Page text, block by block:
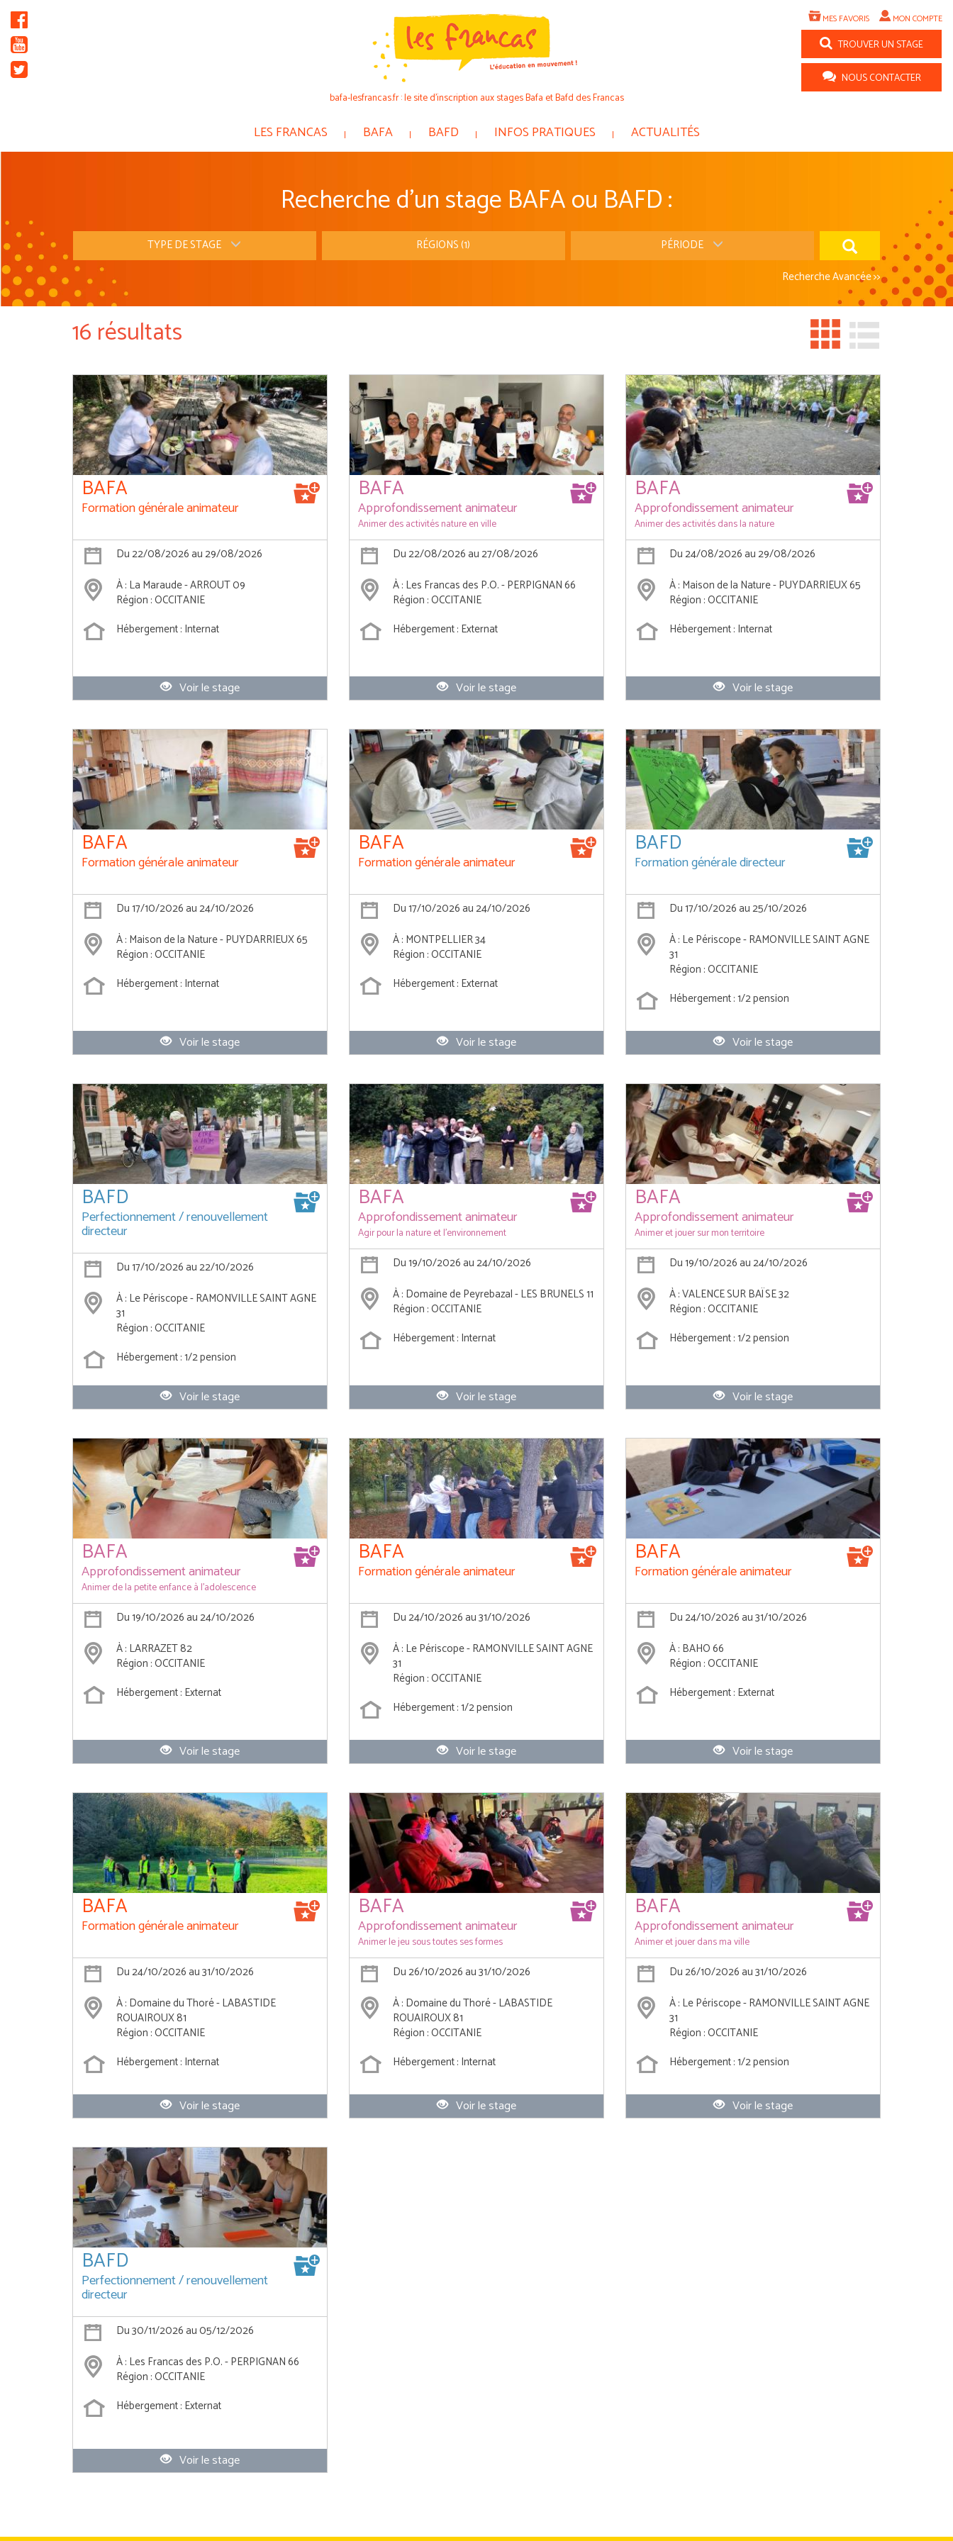
bafa-lesfrancas.fr : le site d’inscription aux stages Bafa et Bafd des Francas
MES FAVORIS MON COMPTE
TROUVER UN STAGE
NOUS CONTACTER
LES FRANCAS BAFA BAFD INFOS PRATIQUES ACTUALITÉS
Recherche d'un stage BAFA ou BAFD :
TYPE DE STAGE RÉGIONS (1)
PÉRIODE
Recherche Avancée >>
16 résultats
BAFA
Formation générale animateur
Du 22/08/2026 au 29/08/2026
À : La Maraude - ARROUT 09
Région : OCCITANIE
Hébergement : Internat
Voir le stage
BAFA
Approfondissement animateur
Animer des activités nature en ville
Du 22/08/2026 au 27/08/2026
À : Les Francas des P.O. - PERPIGNAN 66
Région : OCCITANIE
Hébergement : Externat
Voir le stage
BAFA
Approfondissement animateur
Animer des activités dans la nature
Du 24/08/2026 au 29/08/2026
À : Maison de la Nature - PUYDARRIEUX 65
Région : OCCITANIE
Hébergement : Internat
Voir le stage
BAFA
Formation générale animateur
Du 17/10/2026 au 24/10/2026
À : Maison de la Nature - PUYDARRIEUX 65
Région : OCCITANIE
Hébergement : Internat
Voir le stage
BAFA
Formation générale animateur
Du 17/10/2026 au 24/10/2026
À : MONTPELLIER 34
Région : OCCITANIE
Hébergement : Externat
Voir le stage
BAFD
Formation générale directeur
Du 17/10/2026 au 25/10/2026
À : Le Périscope - RAMONVILLE SAINT AGNE
31
Région : OCCITANIE
Hébergement : 1/2 pension
Voir le stage
BAFD
Perfectionnement / renouvellement
directeur
Du 17/10/2026 au 22/10/2026
À : Le Périscope - RAMONVILLE SAINT AGNE
31
Région : OCCITANIE
Hébergement : 1/2 pension
Voir le stage
BAFA
Approfondissement animateur
Agir pour la nature et l'environnement
Du 19/10/2026 au 24/10/2026
À : Domaine de Peyrebazal - LES BRUNELS 11
Région : OCCITANIE
Hébergement : Internat
Voir le stage
BAFA
Approfondissement animateur
Animer et jouer sur mon territoire
Du 19/10/2026 au 24/10/2026
À : VALENCE SUR BAÏSE 32
Région : OCCITANIE
Hébergement : 1/2 pension
Voir le stage
BAFA
Approfondissement animateur
Animer de la petite enfance à l'adolescence
Du 19/10/2026 au 24/10/2026
À : LARRAZET 82
Région : OCCITANIE
Hébergement : Externat
Voir le stage
BAFA
Formation générale animateur
Du 24/10/2026 au 31/10/2026
À : Le Périscope - RAMONVILLE SAINT AGNE
31
Région : OCCITANIE
Hébergement : 1/2 pension
Voir le stage
BAFA
Formation générale animateur
Du 24/10/2026 au 31/10/2026
À : BAHO 66
Région : OCCITANIE
Hébergement : Externat
Voir le stage
BAFA
Formation générale animateur
Du 24/10/2026 au 31/10/2026
À : Domaine du Thoré - LABASTIDE
ROUAIROUX 81
Région : OCCITANIE
Hébergement : Internat
Voir le stage
BAFA
Approfondissement animateur
Animer le jeu sous toutes ses formes
Du 26/10/2026 au 31/10/2026
À : Domaine du Thoré - LABASTIDE
ROUAIROUX 81
Région : OCCITANIE
Hébergement : Internat
Voir le stage
BAFA
Approfondissement animateur
Animer et jouer dans ma ville
Du 26/10/2026 au 31/10/2026
À : Le Périscope - RAMONVILLE SAINT AGNE
31
Région : OCCITANIE
Hébergement : 1/2 pension
Voir le stage
BAFD
Perfectionnement / renouvellement
directeur
Du 30/11/2026 au 05/12/2026
À : Les Francas des P.O. - PERPIGNAN 66
Région : OCCITANIE
Hébergement : Externat
Voir le stage